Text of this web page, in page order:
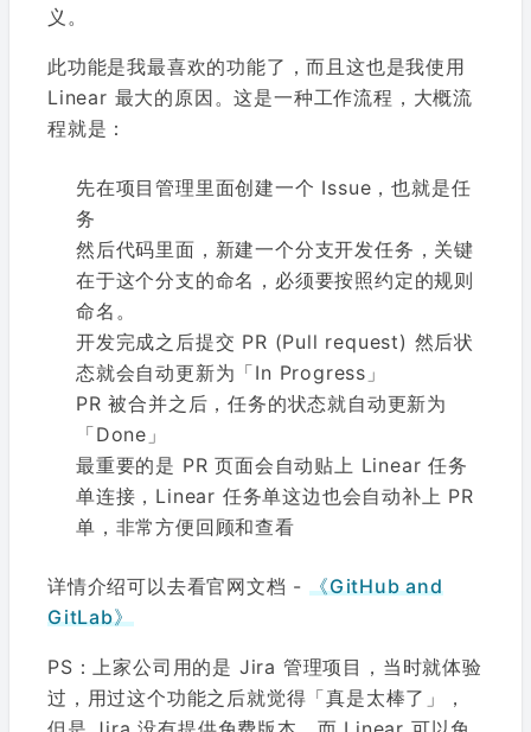
义。
此功能是我最喜欢的功能了，而且这也是我使用
Linear 最大的原因。这是一种工作流程，大概流
程就是：
先在项目管理里面创建一个 Issue，也就是任
务
然后代码里面，新建一个分支开发任务，关键
在于这个分支的命名，必须要按照约定的规则
命名。
开发完成之后提交 PR (Pull request) 然后状
态就会自动更新为「In Progress」
PR 被合并之后，任务的状态就自动更新为
「Done」
最重要的是 PR 页面会自动贴上 Linear 任务
单连接，Linear 任务单这边也会自动补上 PR
单，非常方便回顾和查看
详情介绍可以去看官网文档 - 《GitHub and
GitLab》
PS：上家公司用的是 Jira 管理项目，当时就体验
过，用过这个功能之后就觉得「真是太棒了」，